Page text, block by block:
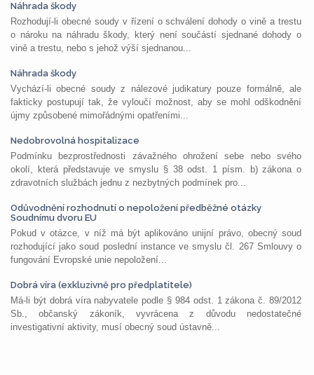
Náhrada škody
Rozhodují-li obecné soudy v řízení o schválení dohody o vině a trestu
o nároku na náhradu škody, který není součástí sjednané dohody o
vině a trestu, nebo s jehož výší sjednanou...
Náhrada škody
Vychází-li obecné soudy z nálezové judikatury pouze formálně, ale
fakticky postupují tak, že vyloučí možnost, aby se mohl odškodnění
újmy způsobené mimořádnými opatřeními...
Nedobrovolná hospitalizace
Podmínku bezprostřednosti závažného ohrožení sebe nebo svého
okolí, která představuje ve smyslu § 38 odst. 1 písm. b) zákona o
zdravotních službách jednu z nezbytných podmínek pro...
Odůvodnění rozhodnutí o nepoložení předběžné otázky
Soudnímu dvoru EU
Pokud v otázce, v níž má být aplikováno unijní právo, obecný soud
rozhodující jako soud poslední instance ve smyslu čl. 267 Smlouvy o
fungování Evropské unie nepoložení...
Dobrá víra (exkluzivně pro předplatitele)
Má-li být dobrá víra nabyvatele podle § 984 odst. 1 zákona č. 89/2012
Sb., občanský zákoník, vyvrácena z důvodu nedostatečné
investigativní aktivity, musí obecný soud ústavně...